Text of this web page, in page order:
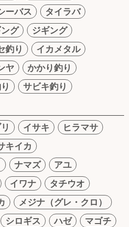
ーバス
タイラバ
グ
ジギング
釣り
イカメタル
ヤ
かかり釣り
サビキ釣り
イサキ
ヒラマサ
キイカ
ナマズ
アユ
イワナ
タチウオ
メジナ（グレ・クロ）
シロギス ハゼ
マゴチ